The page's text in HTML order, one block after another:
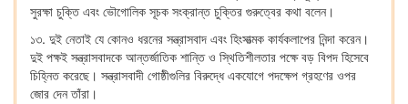
সুরক্ষা চুক্তি এবং ভৌগোলিক সূচক সংক্রান্ত চুক্তির গুরুত্বের কথা বলেন।
১৩. দুই নেতাই যে কোনও ধরনের সন্ত্রাসবাদ এবং হিংসাত্মক কার্যকলাপের নিন্দা করেন।
দুই পক্ষই সন্ত্রাসবাদকে আন্তর্জাতিক শান্তি ও স্থিতিশীলতার পক্ষে বড় বিপদ হিসেবে
চিহ্নিত করেছে। সন্ত্রাসবাদী গোষ্ঠীগুলির বিরুদ্ধে একযোগে পদক্ষেপ গ্রহণের ওপর
জোর দেন তাঁরা।